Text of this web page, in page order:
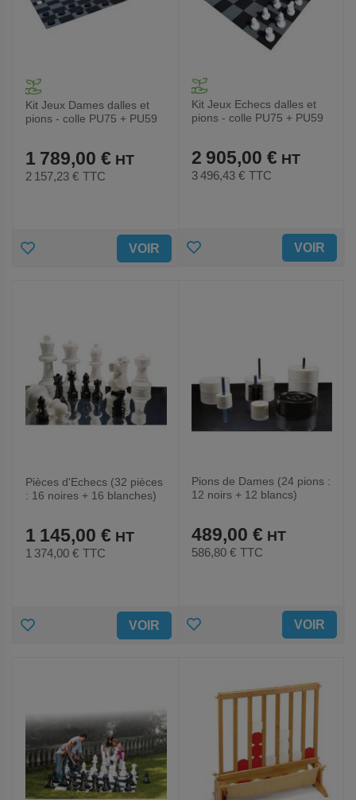
Kit Jeux Dames dalles et
pions - colle PU75 + PU59
1 789,00 €
2 157,23 € TTC
AJOUTER VOIR
Kit Jeux Echecs dalles et
pions - colle PU75 + PU59
2 905,00 €
3 496,43 € TTC
AJOUTER VOIR
Pièces d'Echecs (32 pièces
: 16 noires + 16 blanches)
1 145,00 €
1 374,00 € TTC
AJOUTER VOIR
Pions de Dames (24 pions :
12 noirs + 12 blancs)
489,00 €
586,80 € TTC
AJOUTER VOIR